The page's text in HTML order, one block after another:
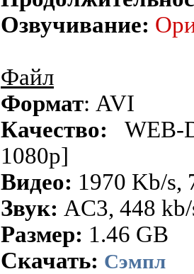
Озвучивание:
Файл
Формат: AVI
Качество:
1080p]
Видео: 1970 Kb/s,
Звук: AC3, 448
Размер: 1.46 GB
Скачать: Сэмпл